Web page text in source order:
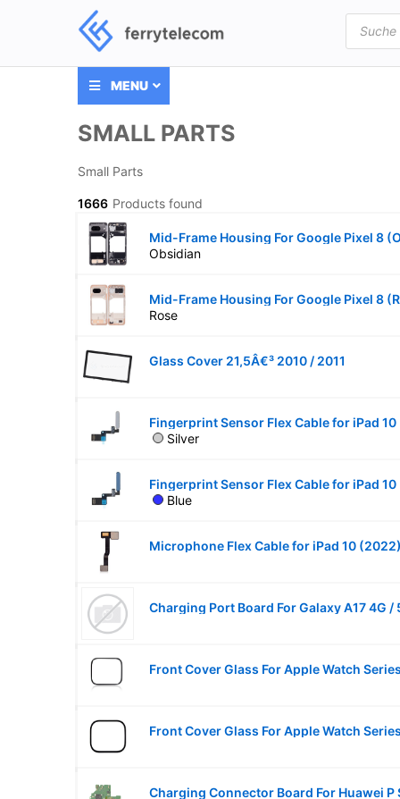
Products
search
MENU
SMALL PARTS
Small Parts
1666 Products found
Mid-Frame Housing For Google Pixel 8
Obsidian
Mid-Frame Housing For Google Pixel 8
Rose
Glass Cover 21,5Â€³ 2010 / 2011
Silver
Blue
Microphone Flex Cable for iPad 10
Charging Port Board For Galaxy A17 4G /